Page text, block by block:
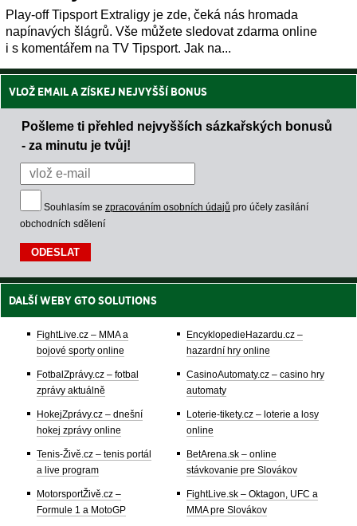
Play-off Tipsport Extraligy je zde, čeká nás hromada
napínavých šlágrů. Vše můžete sledovat zdarma online
i s komentářem na TV Tipsport. Jak na...
VLOŽ EMAIL A ZÍSKEJ NEJVYŠŠÍ BONUS
Pošleme ti přehled nejvyšších sázkařských bonusů
- za minutu je tvůj!
Souhlasím se zpracováním osobních údajů pro účely zasílání
obchodních sdělení
DALŠÍ WEBY GTO SOLUTIONS
FightLive.cz – MMA a
bojové sporty online
FotbalZprávy.cz – fotbal
zprávy aktuálně
HokejZprávy.cz – dnešní
hokej zprávy online
Tenis-Živě.cz – tenis portál
a live program
MotorsportŽivě.cz –
Formule 1 a MotoGP
EncyklopedieHazardu.cz –
hazardní hry online
CasinoAutomaty.cz – casino hry
automaty
Loterie-tikety.cz – loterie a losy
online
BetArena.sk – online
stávkovanie pre Slovákov
FightLive.sk – Oktagon, UFC a
MMA pre Slovákov